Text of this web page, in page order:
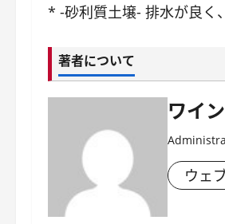
* -砂利質土壌- 排水が良く
著者について
ワイ
ウェ